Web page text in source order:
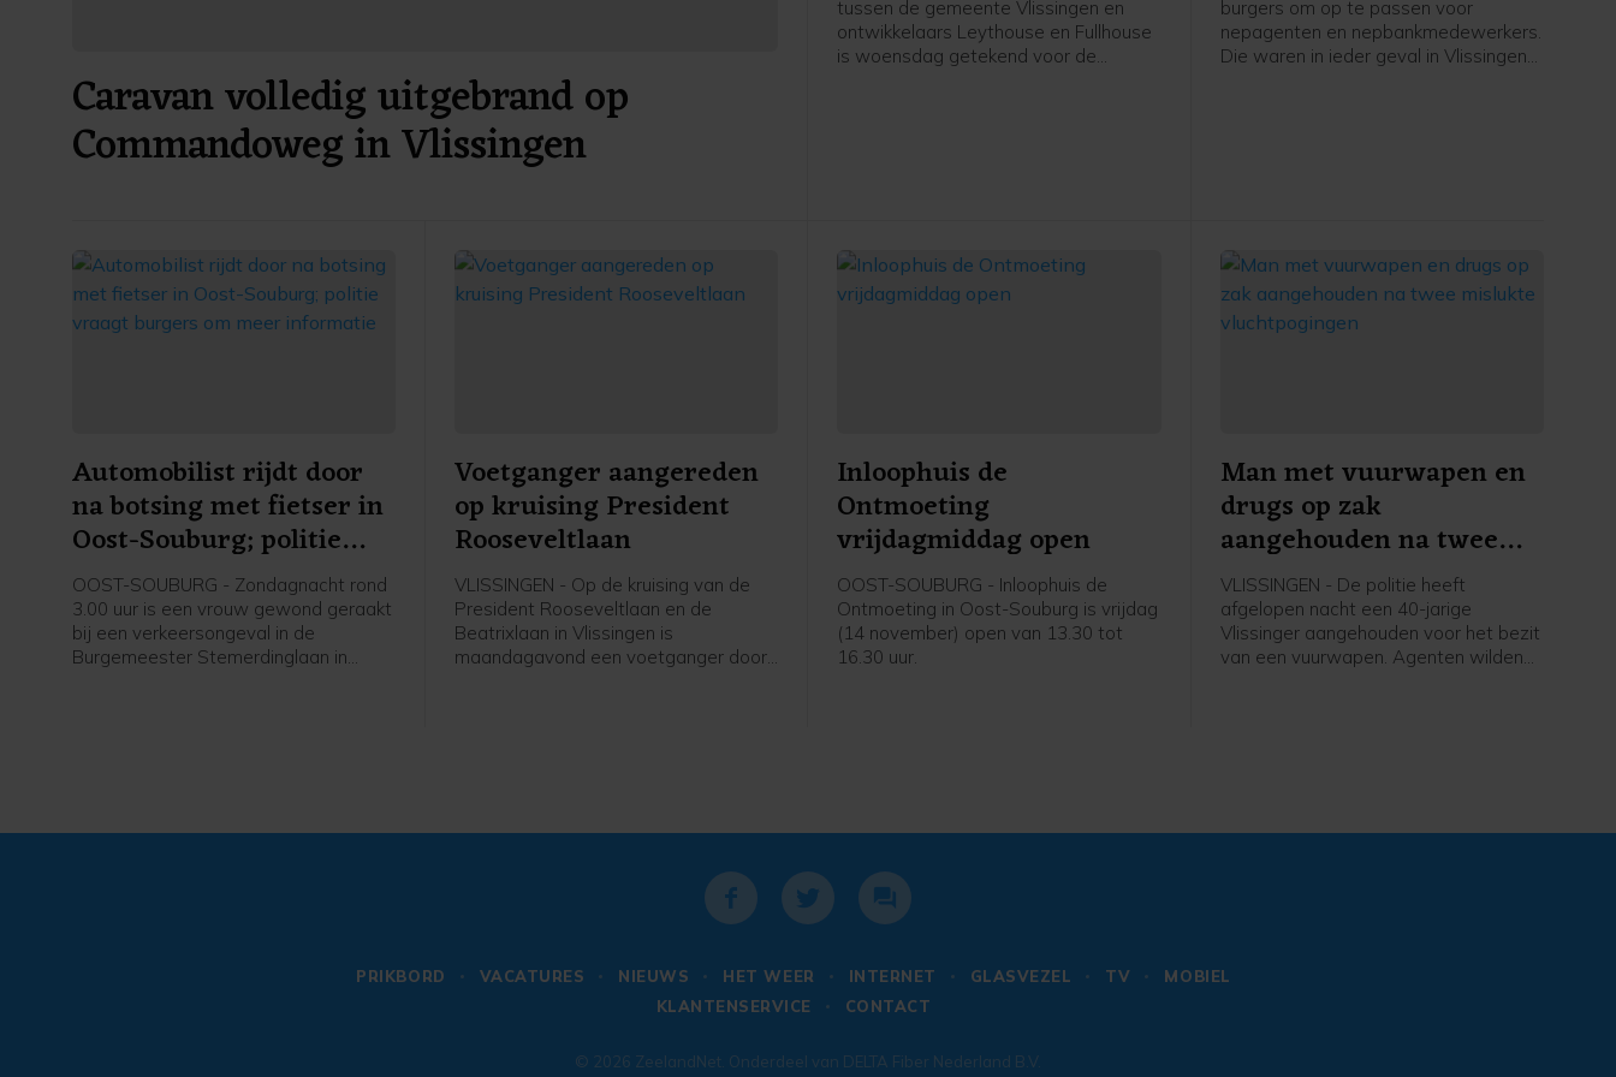
Caravan volledig uitgebrand op
Commandoweg in Vlissingen
tussen de gemeente Vlissingen en
ontwikkelaars Leythouse en Fullhouse
is woensdag getekend voor de
burgers om op te passen voor
nepagenten en nepbankmedewerkers.
Die waren in ieder geval in Vlissingen
Automobilist rijdt door
na botsing met fietser in
Oost-Souburg; politie
vraagt burgers om meer
informatie
OOST-SOUBURG - Zondagnacht rond
3.00 uur is een vrouw gewond geraakt
bij een verkeersongeval in de
Burgemeester Stemerdinglaan in
Voetganger aangereden
op kruising President
Rooseveltlaan
VLISSINGEN - Op de kruising van de
President Rooseveltlaan en de
Beatrixlaan in Vlissingen is
maandagavond een voetganger door
Inloophuis de
Ontmoeting
vrijdagmiddag open
OOST-SOUBURG - Inloophuis de
Ontmoeting in Oost-Souburg is vrijdag
(14 november) open van 13.30 tot
16.30 uur.
Man met vuurwapen en
drugs op zak
aangehouden na twee
mislukte vluchtpogingen
VLISSINGEN - De politie heeft
afgelopen nacht een 40-jarige
Vlissinger aangehouden voor het bezit
van een vuurwapen. Agenten wilden
PRIKBORD VACATURES NIEUWS HET WEER INTERNET GLASVEZEL TV
MOBIEL
KLANTENSERVICE
CONTACT
© 2026 ZeelandNet . Onderdeel van DELTA Fiber Nederland B.V.